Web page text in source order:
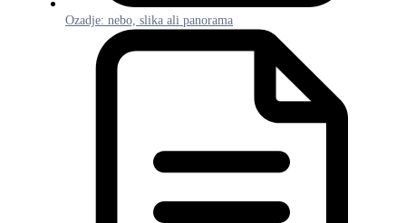
Ozadje: nebo, slika ali panorama